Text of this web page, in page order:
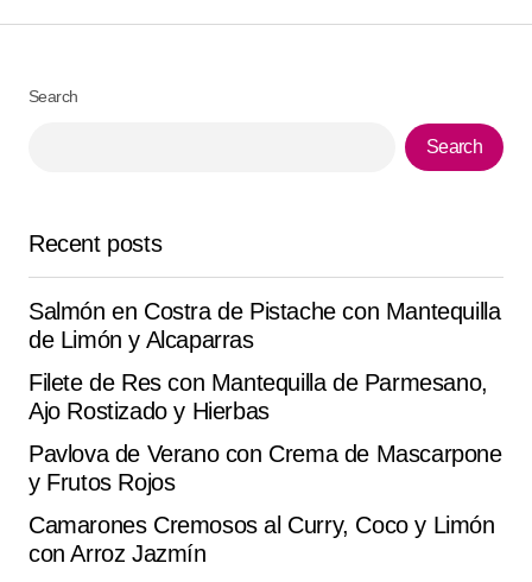
the next time I comment.
Submit Comment
Search
Search
Recent posts
Salmón en Costra de Pistache con Mantequilla
de Limón y Alcaparras
Filete de Res con Mantequilla de Parmesano,
Ajo Rostizado y Hierbas
Pavlova de Verano con Crema de Mascarpone
y Frutos Rojos
Camarones Cremosos al Curry, Coco y Limón
con Arroz Jazmín